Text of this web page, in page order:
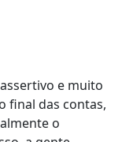
e muito
final das contas,
o